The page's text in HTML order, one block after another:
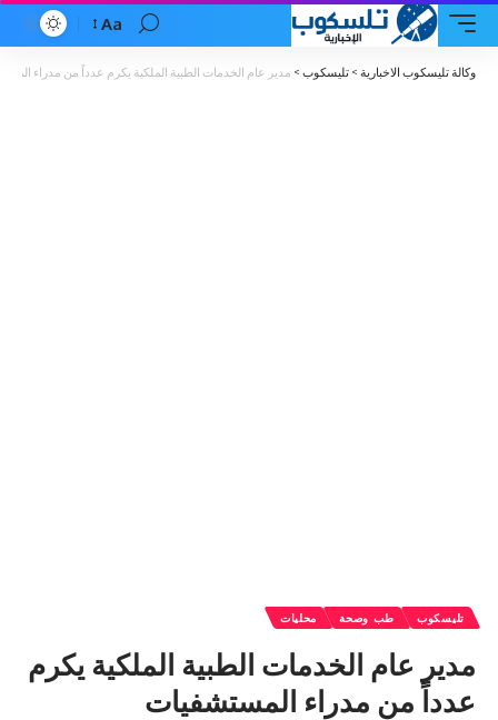
Font
Resizer
Aa
وكالة تليسكوب الاخبارية > تليسكوب > مدير عام الخدمات الطبية الملكية يكرم عدداً من مدراء
تليسكوب طب وصحة محليات
مدير عام الخدمات الطبية الملكية يكرم
عدداً من مدراء المستشفيات